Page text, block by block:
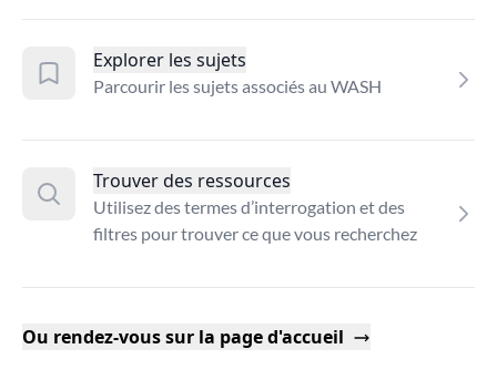
Explorer les sujets
Parcourir les sujets associés au WASH
Trouver des ressources
Utilisez des termes d’interrogation et des
filtres pour trouver ce que vous recherchez
Ou rendez-vous sur la page d'accueil